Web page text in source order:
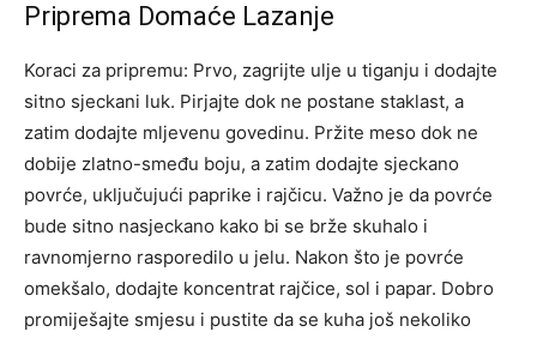
Priprema Domaće Lazanje
Koraci za pripremu: Prvo, zagrijte ulje u tiganju i dodajte
sitno sjeckani luk. Pirjajte dok ne postane staklast, a
zatim dodajte mljevenu govedinu. Pržite meso dok ne
dobije zlatno-smeđu boju, a zatim dodajte sjeckano
povrće, uključujući paprike i rajčicu. Važno je da povrće
bude sitno nasjeckano kako bi se brže skuhalo i
ravnomjerno rasporedilo u jelu. Nakon što je povrće
omekšalo, dodajte koncentrat rajčice, sol i papar. Dobro
promiješajte smjesu i pustite da se kuha još nekoliko